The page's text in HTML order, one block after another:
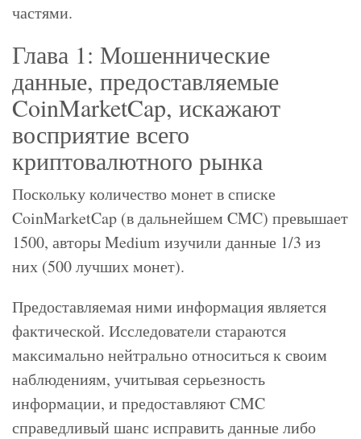
частями.
Глава 1: Мошеннические
данные, предоставляемые
CoinMarketCap, искажают
восприятие всего
криптовалютного рынка
Поскольку количество монет в списке
CoinMarketCap (в дальнейшем CMC) превышает
1500, авторы Medium изучили данные 1/3 из
них (500 лучших монет).
Предоставляемая ними информация является
фактической. Исследователи стараются
максимально нейтрально относиться к своим
наблюдениям, учитывая серьезность
информации, и предоставляют CMC
справедливый шанс исправить данные либо